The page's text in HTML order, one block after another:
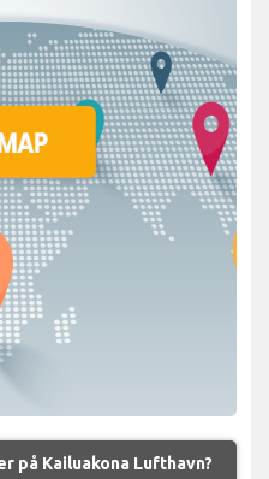
på Kailuakona Lufthavn?